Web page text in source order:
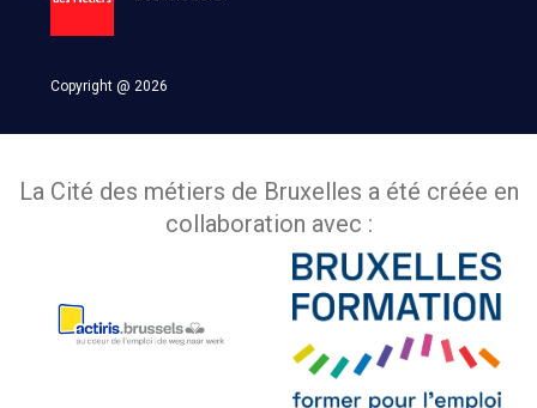
Copyright @ 2026
La Cité des métiers de Bruxelles a été créée en
collaboration avec :